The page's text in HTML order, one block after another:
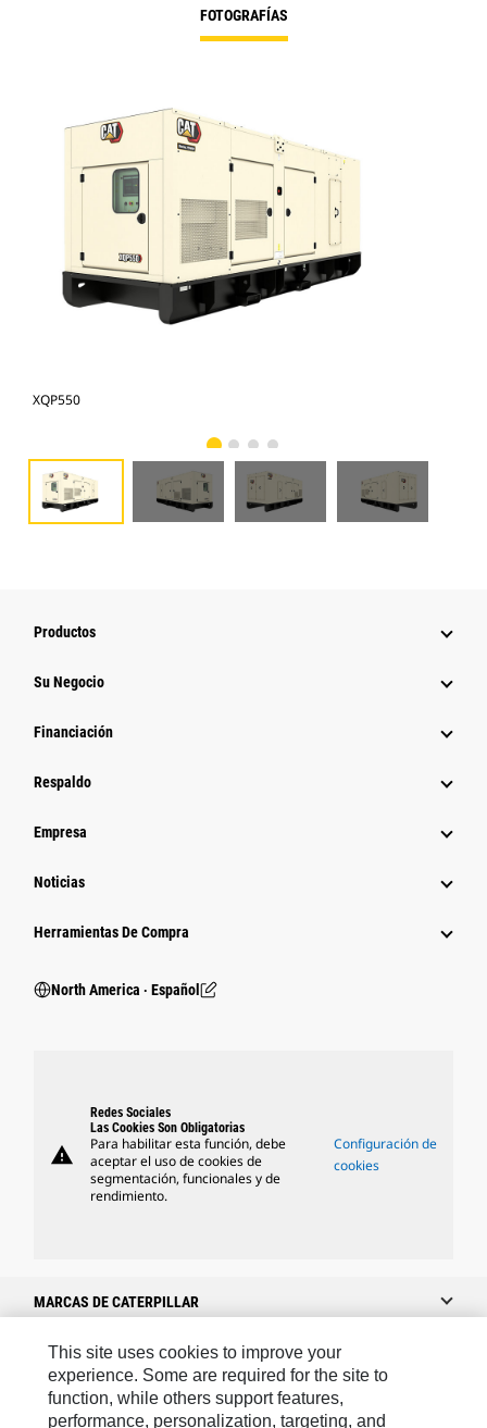
FOTOGRAFÍAS
XQP550
Productos
Su Negocio
Financiación
Respaldo
Empresa
Noticias
Herramientas De Compra
North America ‧ Español
warning
Redes Sociales
Las Cookies Son Obligatorias
Para habilitar esta función, debe
aceptar el uso de cookies de
segmentación, funcionales y de
rendimiento.
Configuración de
cookies
MARCAS DE CATERPILLAR
Caterpillar.com
Caterpillar Contacto
This site uses cookies to improve your
experience. Some are required for the site to
function, while others support features,
performance, personalization, targeting, and